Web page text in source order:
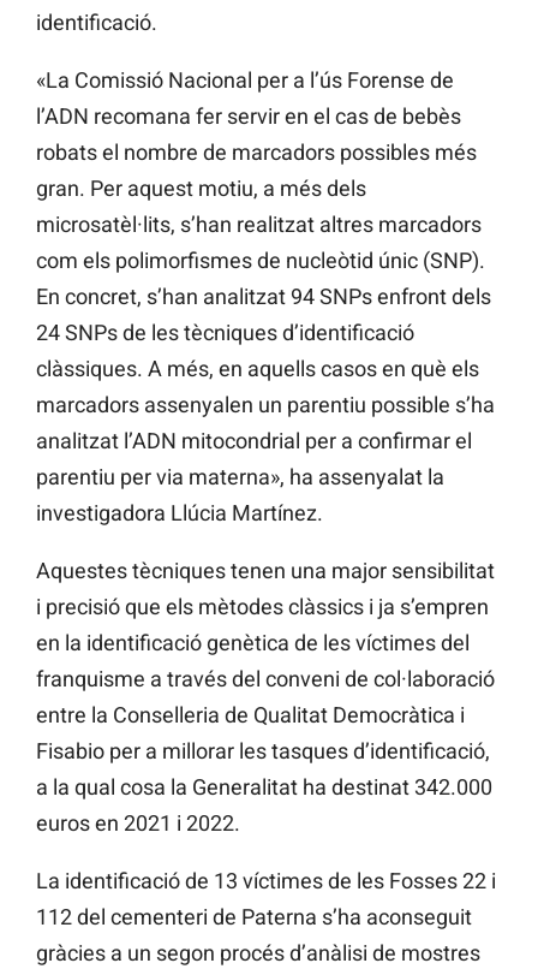
identificació.
«La Comissió Nacional per a l’ús Forense de
l’ADN recomana fer servir en el cas de bebès
robats el nombre de marcadors possibles més
gran. Per aquest motiu, a més dels
microsatèl·lits, s’han realitzat altres marcadors
com els polimorfismes de nucleòtid únic (SNP).
En concret, s’han analitzat 94 SNPs enfront dels
24 SNPs de les tècniques d’identificació
clàssiques. A més, en aquells casos en què els
marcadors assenyalen un parentiu possible s’ha
analitzat l’ADN mitocondrial per a confirmar el
parentiu per via materna», ha assenyalat la
investigadora Llúcia Martínez.
Aquestes tècniques tenen una major sensibilitat
i precisió que els mètodes clàssics i ja s’empren
en la identificació genètica de les víctimes del
franquisme a través del conveni de col·laboració
entre la Conselleria de Qualitat Democràtica i
Fisabio per a millorar les tasques d’identificació,
a la qual cosa la Generalitat ha destinat 342.000
euros en 2021 i 2022.
La identificació de 13 víctimes de les Fosses 22 i
112 del cementeri de Paterna s’ha aconseguit
gràcies a un segon procés d’anàlisi de mostres